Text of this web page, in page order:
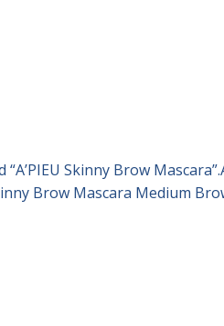
Skinny Brow
Brow Mascara Medium